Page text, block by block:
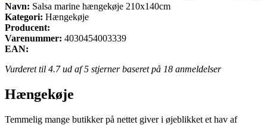
Navn: Salsa marine hængekøje 210x140cm
Kategori: Hængekøje
Producent:
Varenummer: 4030454003339
EAN:
Vurderet til 4.7ud af 5 stjerner baseret på 18 anmeldelser
Hængekøje
Temmelig mange butikker på nettet giver i øjeblikket et hav af